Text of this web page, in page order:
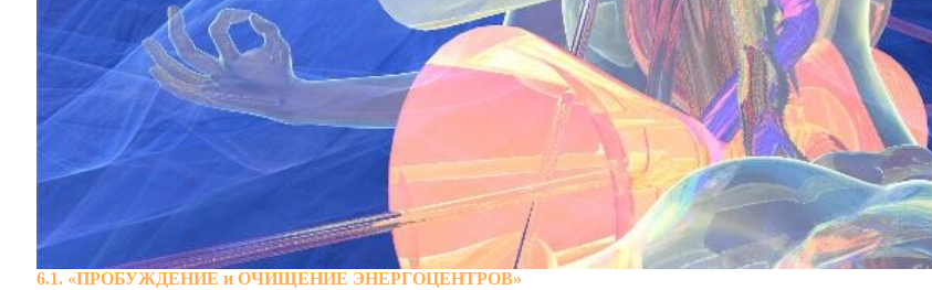
6.1. «ПРОБУЖДЕНИЕ и ОЧИЩЕНИЕ ЭНЕРГОЦЕНТРОВ»